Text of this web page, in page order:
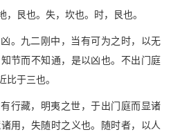
，艮也。失，坎也。时，艮也。
。九二刚中，当有可为之时，以无
节而不知通，是以凶也。不出门庭
比于三也。
行藏，明夷之世，于出门庭而显诸
用，失随时之义也。随时者，以人